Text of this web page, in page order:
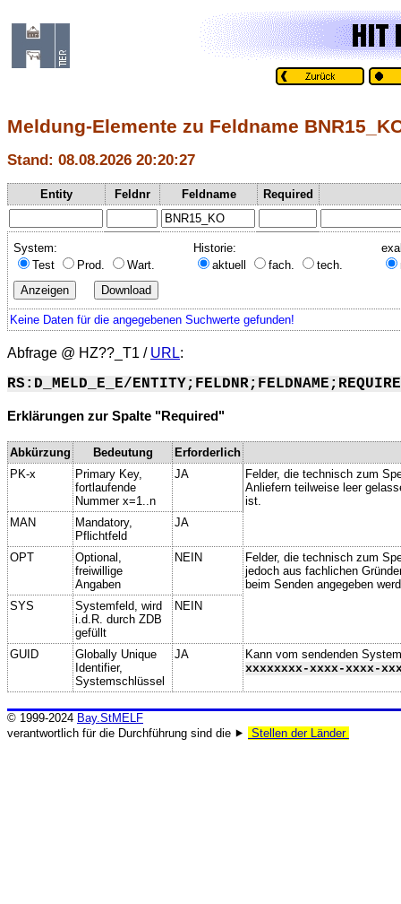
Meldung-Elemente zu Feldname
Stand: 08.08.2026 20:20:27
Entity Feldnr Feldname Required
System:
Test
Prod. Wart.
Historie:
aktuell
fach. tech.
Keine Daten für die angegebenen Suchwerte gefunden!
Abfrage @ HZ??_T1 / URL:
RS:D_MELD_E_E/
Erklärungen zur Spalte "Required"
Abkürzung Bedeutung
Erforderlich
PK-x
Primary Key,
fortlaufende
Nummer x=1..n
JA
Felder, die technisch zum
Anliefern teilweise leer
ist.
MAN
Mandatory,
Pflichtfeld
JA
OPT
Optional,
freiwillige
Angaben
NEIN
Felder, die technisch zum
jedoch aus fachlichen
beim Senden angegeben
SYS
Systemfeld, wird
i.d.R. durch ZDB
gefüllt
NEIN
GUID
Globally Unique
Identifier,
Systemschlüssel
JA
Kann vom sendenden
xxxxxxxx-xxxx-xxxx-
© 1999-2024 Bay.StMELF
verantwortlich für die Durchführung sind die ⯈
Stellen der Länder